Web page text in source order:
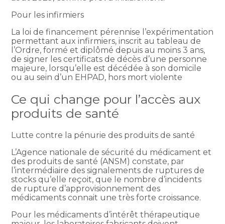
Pour les infirmiers
La loi de financement pérennise l’expérimentation
permettant aux infirmiers, inscrit au tableau de
l’Ordre, formé et diplômé depuis au moins 3 ans,
de signer les certificats de décès d’une personne
majeure, lorsqu’elle est décédée à son domicile
ou au sein d’un EHPAD, hors mort violente
Ce qui change pour l’accès aux
produits de santé
Lutte contre la pénurie des produits de santé
L’Agence nationale de sécurité du médicament et
des produits de santé (ANSM) constate, par
l’intermédiaire des signalements de ruptures de
stocks qu’elle reçoit, que le nombre d’incidents
de rupture d’approvisionnement des
médicaments connait une très forte croissance.
Pour les médicaments d’intérêt thérapeutique